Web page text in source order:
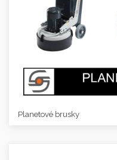
Planetové brusky